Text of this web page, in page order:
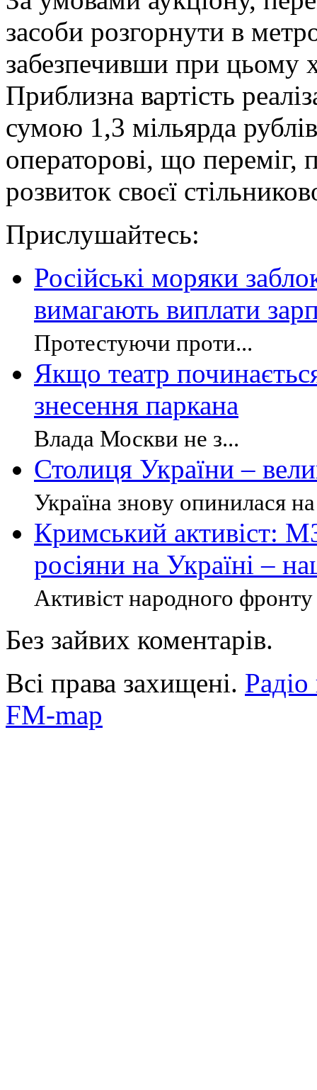
засоби розгорнути в
забезпечивши при цьому
Приблизна вартість
сумою 1,3 мільярда
операторові, що переміг,
розвиток своєї
Прислушайтесь:
Російські моряки
вимагають виплати
Протестуючи проти...
Якщо театр
знесення паркана
Влада Москви не з...
Столиця України –
Україна знову опинилася
Кримський активіст:
росіяни на Україні –
Активіст народного
Без зайвих коментарів.
Всі права захищені.
FM-map